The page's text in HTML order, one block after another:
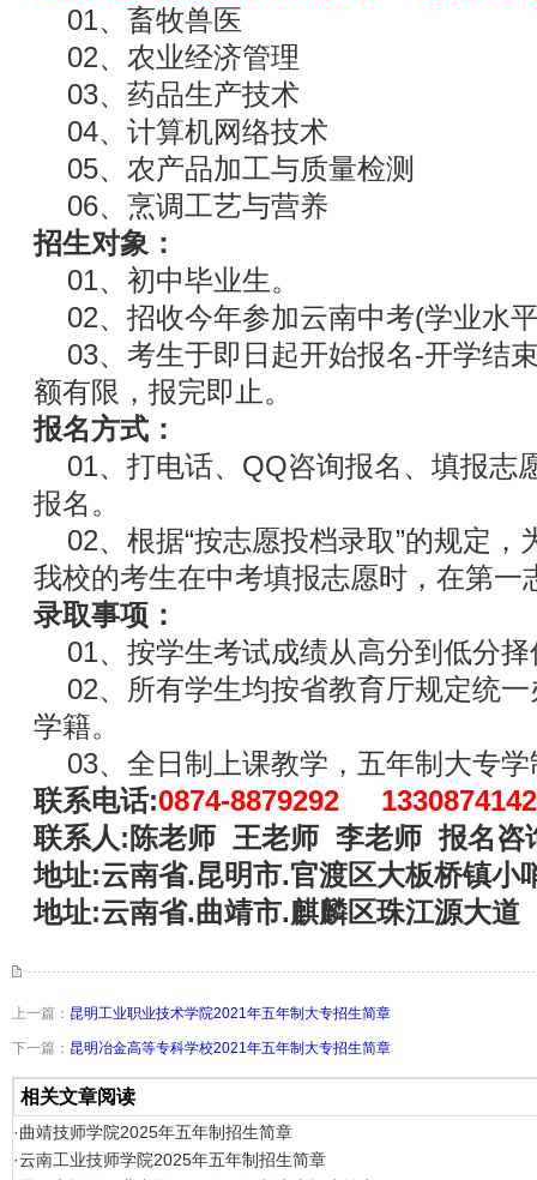
01、畜牧兽医
02、农业经济管理
03、药品生产技术
04、计算机网络技术
05、农产品加工与质量检测
06、烹调工艺与营养
招生对象：
01、初中毕业生。
02、招收今年参加云南中考(学业水
03、考生于即日起开始报名-开学结
额有限，报完即止。
报名方式：
01、打电话、QQ咨询报名、填报志
报名。
02、根据“按志愿投档录取”的规定，
我校的考生在中考填报志愿时，在第一
录取事项：
01、按学生考试成绩从高分到低分择
02、所有学生均按省教育厅规定统一
学籍。
03、全日制上课教学，五年制大专学
联系电话:0874-8879292
联系人:陈老师 王老师 李老师 报名咨
地址:云南省.昆明市.官渡区大板桥镇小
地址:云南省.曲靖市.麒麟区珠江源大道
上一篇： 昆明工业职业技术学院2021年五年制大专招生简章
下一篇： 昆明冶金高等专科学校2021年五年制大专招生简章
相关文章阅读
·曲靖技师学院2025年五年制招生简章
·云南工业技师学院2025年五年制招生简章